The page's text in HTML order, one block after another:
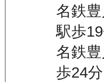
名鉄
駅歩
名鉄
歩24分